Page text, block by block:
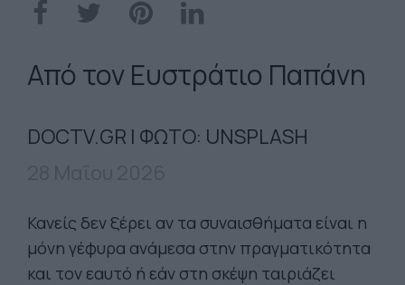
Από τον Ευστράτιο Παπάνη
DOCTV.GR | ΦΩΤΟ: UNSPLASH
Κανείς δεν ξέρει αν τα συναισθήματα είναι η
μόνη γέφυρα ανάμεσα στην πραγματικότητα
και τον εαυτό ή εάν στη σκέψη ταιριάζει